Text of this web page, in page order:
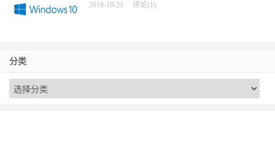
2018-10-21 评论(1)
分类